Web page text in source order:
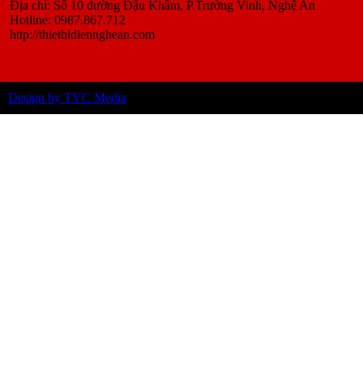
Địa chỉ: Số 10 đường Đậu Khâm, P.Trường Vinh, Nghệ An
Hotline: 0987.867.712
http://thietbidiennghean.com
Design by TVC Media